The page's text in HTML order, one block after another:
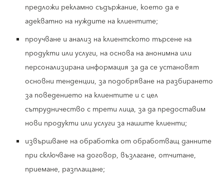
предложи рекламно съдържание, което да е
адекватно на нуждите на клиентите;
проучване и анализ на клиентското търсене на
продукти или услуги, на основа на анонимна или
персонализирана информация за да се установят
основни тенденции, за подобряване на разбирането
за поведението на клиентите и с цел
сътрудничество с трети лица, за да предоставим
нови продукти или услуги за нашите клиенти;
извършване на обработка от обработващ данните
при сключване на договор, възлагане, отчитане,
приемане, разплащане;